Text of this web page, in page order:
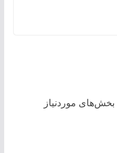
بخش‌های موردنیاز